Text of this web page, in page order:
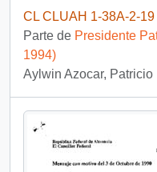
CL CLUAH 1-38A-2-19
Parte de Presidente
1994)
Aylwin Azocar, Patricio